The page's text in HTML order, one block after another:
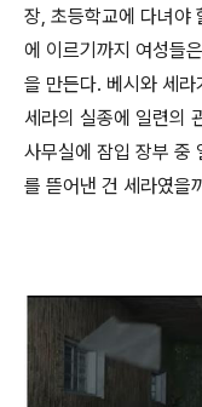
장, 초등학교에 다녀야
에 이르기까지 여성들
을 만든다. 베시와 세
세라의 실종에 일련의
사무실에 잠입 장부 중
를 뜯어낸 건 세라였을